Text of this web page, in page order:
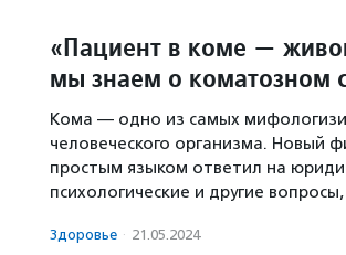
«Пациент в коме —
мы знаем о коматозном
Кома — одно из самых
человеческого организма. Новый
простым языком ответил на
психологические и другие
Здоровье · 21.05.2024